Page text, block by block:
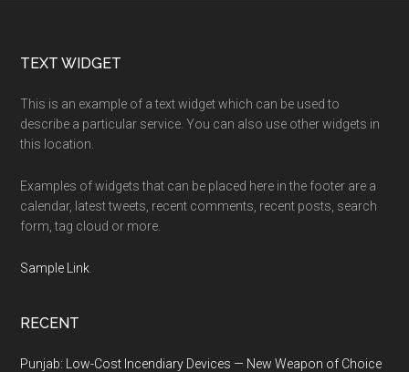
Footer
TEXT WIDGET
This is an example of a text widget which can be used to
describe a particular service. You can also use other widgets in
this location.
Examples of widgets that can be placed here in the footer are a
calendar, latest tweets, recent comments, recent posts, search
form, tag cloud or more.
Sample Link
RECENT
Punjab: Low-Cost Incendiary Devices — New Weapon of Choice